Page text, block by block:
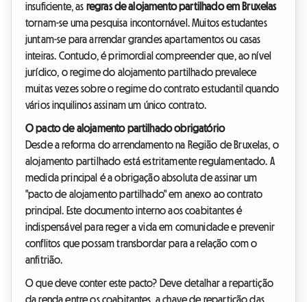
insuficiente, as regras de alojamento partilhado em Bruxelas
tornam-se uma pesquisa incontornável. Muitos estudantes
juntam-se para arrendar grandes apartamentos ou casas
inteiras. Contudo, é primordial compreender que, ao nível
jurídico, o regime do alojamento partilhado prevalece
muitas vezes sobre o regime do contrato estudantil quando
vários inquilinos assinam um único contrato.
O pacto de alojamento partilhado obrigatório
Desde a reforma do arrendamento na Região de Bruxelas, o
alojamento partilhado está estritamente regulamentado. A
medida principal é a obrigação absoluta de assinar um
"pacto de alojamento partilhado" em anexo ao contrato
principal. Este documento interno aos coabitantes é
indispensável para reger a vida em comunidade e prevenir
conflitos que possam transbordar para a relação com o
anfitrião.
O que deve conter este pacto? Deve detalhar a repartição
da renda entre os coabitantes, a chave de repartição das